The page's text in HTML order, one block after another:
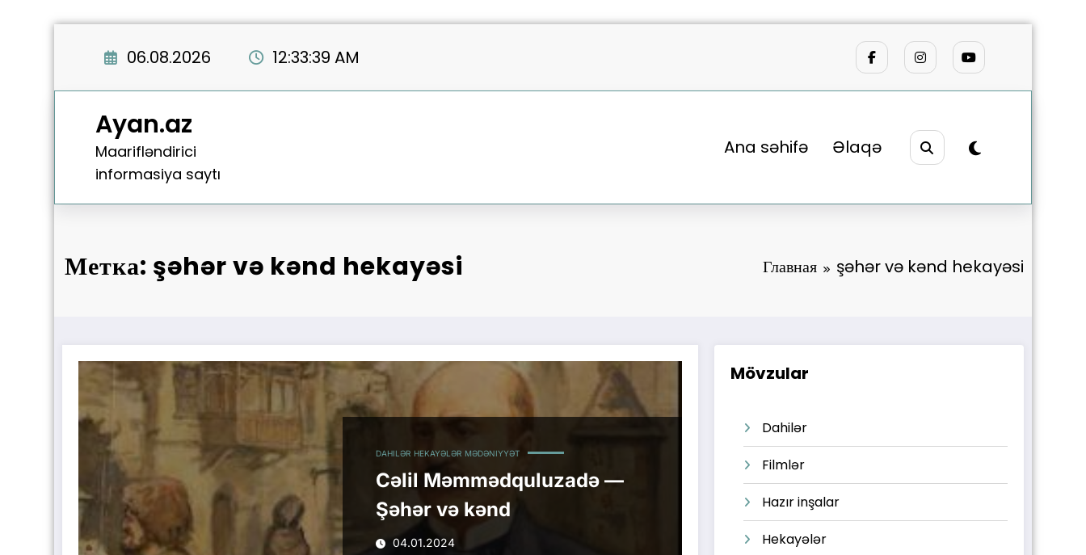
06.08.2026 12:33:40 AM
Ayan.az
Maarifləndirici
informasiya saytı
Ana səhifə Əlaqə
Метка: şəhər və kənd hekayəsi Главная şəhər və kənd hekayəsi
DAHILƏR HEKAYƏLƏR MƏDƏNIYYƏT
Cəlil Məmmədquluzadə —
Şəhər və kənd
04.01.2024
Mövzular
Dahilər
Filmlər
Hazır inşalar
Hekayələr